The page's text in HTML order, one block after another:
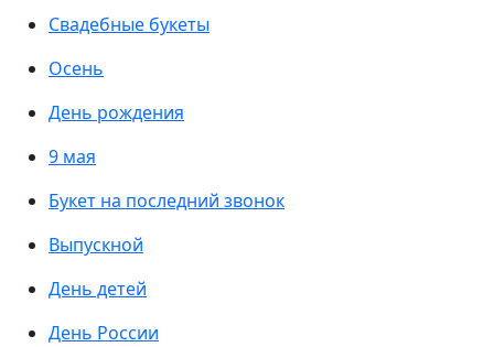
Свадебные букеты
Осень
День рождения
9 мая
Букет на последний звонок
Выпускной
День детей
День России